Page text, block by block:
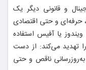
و قانونی دیگر یک
حرفه‌ای و حتی اقتصادی
یا آفیس استفاده
را تهدید می‌کند: از دست
به‌روزرسانی ناقص و حتی